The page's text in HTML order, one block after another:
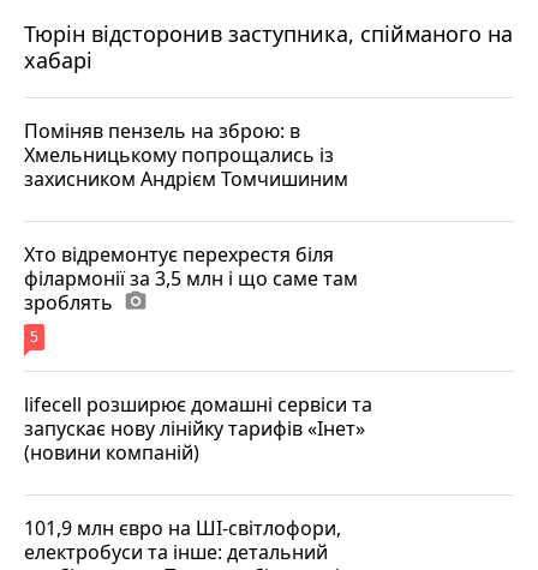
Тюрін відсторонив заступника, спійманого на
хабарі
Поміняв пензель на зброю: в
Хмельницькому попрощались із
захисником Андрієм Томчишиним
Хто відремонтує перехрестя біля
філармонії за 3,5 млн і що саме там
зроблять photo_camera
5
lifecell розширює домашні сервіси та
запускає нову лінійку тарифів «Інет»
(новини компаній)
101,9 млн євро на ШІ-світлофори,
електробуси та інше: детальний